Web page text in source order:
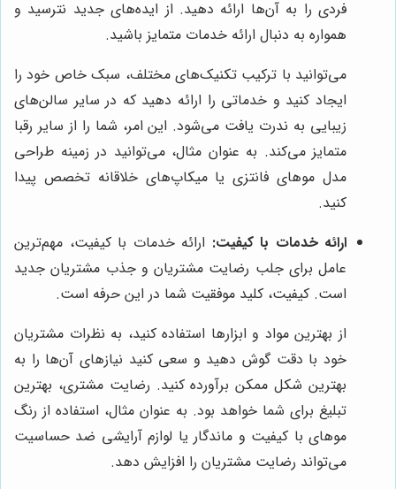
فردی را به آن‌ها ارائه دهید. از ایده‌های جدید نترسید و
همواره به دنبال ارائه خدمات متمایز باشید.
می‌توانید با ترکیب تکنیک‌های مختلف، سبک خاص خود را
ایجاد کنید و خدماتی را ارائه دهید که در سایر سالن‌های
زیبایی به ندرت یافت می‌شود. این امر، شما را از سایر رقبا
متمایز می‌کند. به عنوان مثال، می‌توانید در زمینه طراحی
مدل موهای فانتزی یا میکاپ‌های خلاقانه تخصص پیدا
کنید.
ارائه خدمات با کیفیت: ارائه خدمات با کیفیت، مهم‌ترین
عامل برای جلب رضایت مشتریان و جذب مشتریان جدید
است. کیفیت، کلید موفقیت شما در این حرفه است.
از بهترین مواد و ابزارها استفاده کنید، به نظرات مشتریان
خود با دقت گوش دهید و سعی کنید نیازهای آن‌ها را به
بهترین شکل ممکن برآورده کنید. رضایت مشتری، بهترین
تبلیغ برای شما خواهد بود. به عنوان مثال، استفاده از رنگ
موهای با کیفیت و ماندگار یا لوازم آرایشی ضد حساسیت
می‌تواند رضایت مشتریان را افزایش دهد.